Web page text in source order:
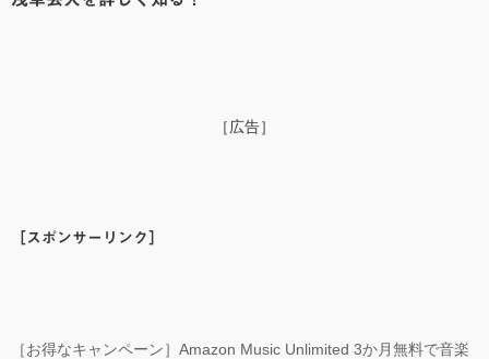
［広告］
［スポンサーリンク］
［お得なキャンペーン］Amazon Music Unlimited 3か月無料で音楽